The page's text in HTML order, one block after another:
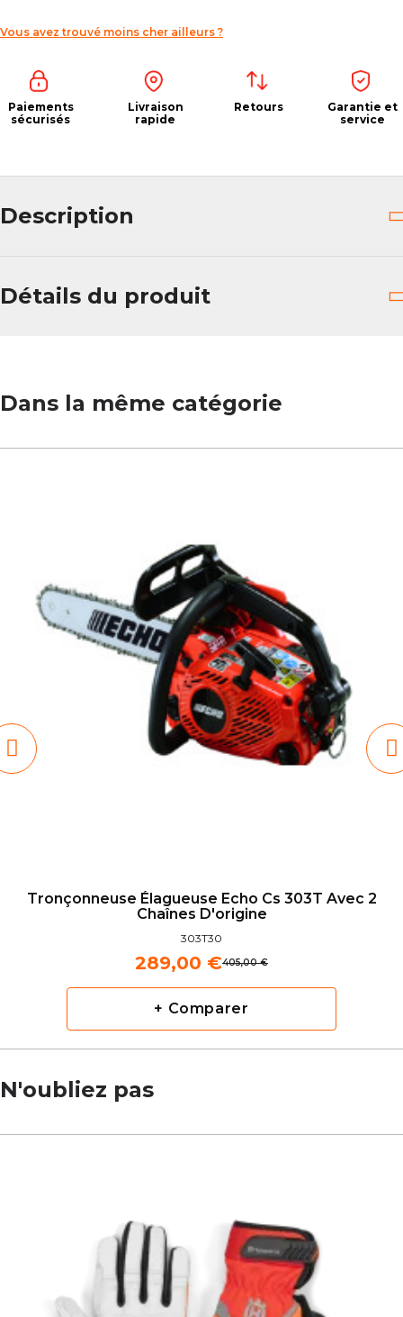
Vous avez trouvé moins cher ailleurs ?
Paiements
sécurisés
Livraison
rapide
Retours
Garantie et
service
Description
Détails du produit
Dans la même catégorie
Tronçonneuse Élagueuse Echo Cs 303T Avec 2
Chaînes D'origine
303T30
405,00 €
289,00 €
+ Comparer
N'oubliez pas